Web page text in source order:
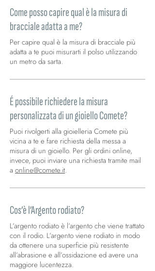
Come posso capire qual è la misura di
bracciale adatta a me?
Per capire qual è la misura di bracciale più
adatta a te puoi misurarti il polso utilizzando
un metro da sarta.
É possibile richiedere la misura
personalizzata di un gioiello Comete?
Puoi rivolgerti alla gioielleria Comete più
vicina a te e fare richiesta della messa a
misura di un gioiello. Per gli ordini online,
invece, puoi inviare una richiesta tramite mail
a online@comete.it.
Cos’è l’Argento rodiato?
L’argento rodiato è l’argento che viene trattato
con il rodio. L’argento viene rodiato in modo
da ottenere una superficie più resistente
all’abrasione e all’ossidazione ed avere una
maggiore lucentezza.